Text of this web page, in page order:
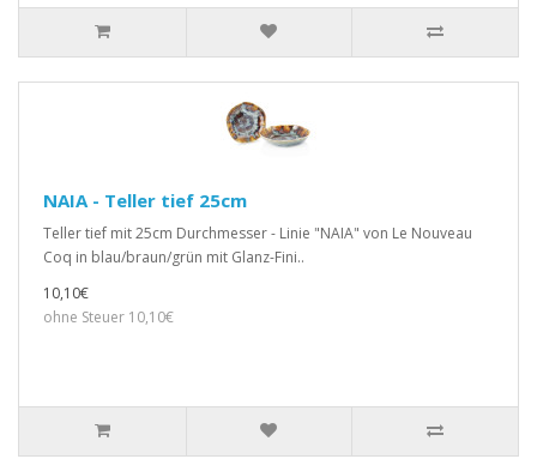
NAIA - Teller tief 25cm
Teller tief mit 25cm Durchmesser - Linie "NAIA" von Le Nouveau
Coq in blau/braun/grün mit Glanz-Fini..
10,10€
ohne Steuer 10,10€